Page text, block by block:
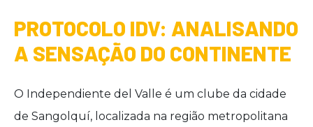
PROTOCOLO IDV: ANALISANDO
A SENSAÇÃO DO CONTINENTE
O Independiente del Valle é um clube da cidade
de Sangolquí, localizada na região metropolitana